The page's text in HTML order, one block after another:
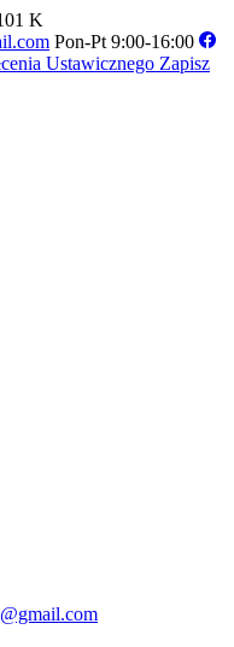
K
Pon-Pt 9:00-16:00
Zapisz